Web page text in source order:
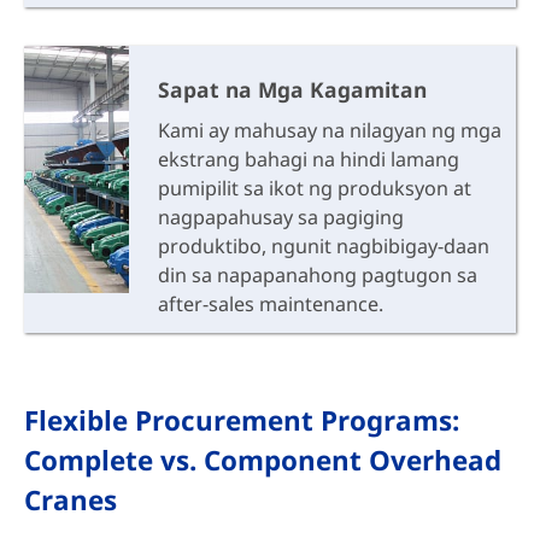
Sapat na Mga Kagamitan
Kami ay mahusay na nilagyan ng mga
ekstrang bahagi na hindi lamang
pumipilit sa ikot ng produksyon at
nagpapahusay sa pagiging
produktibo, ngunit nagbibigay-daan
din sa napapanahong pagtugon sa
after-sales maintenance.
Flexible Procurement Programs:
Complete vs. Component Overhead
Cranes